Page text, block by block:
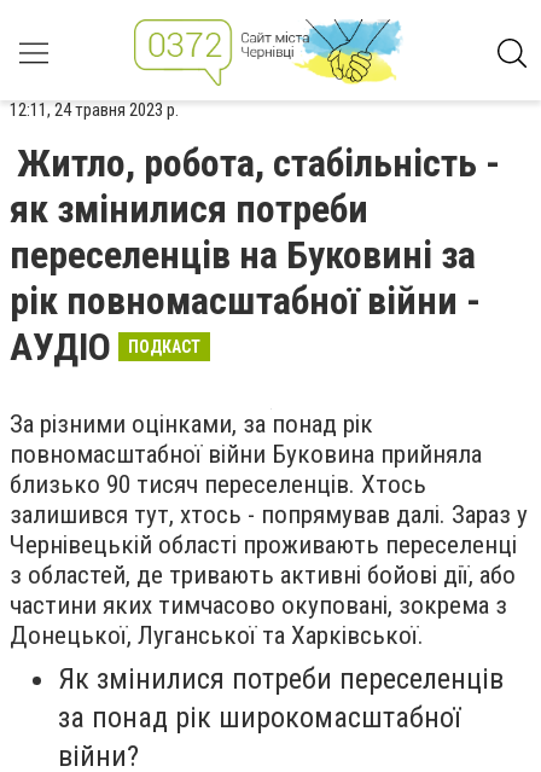
12:11, 24 травня 2023 р.
Житло, робота, стабільність -
як змінилися потреби
переселенців на Буковині за
рік повномасштабної війни -
АУДІО
ПОДКАСТ
За різними оцінками, за понад рік
повномасштабної війни Буковина прийняла
близько 90 тисяч переселенців. Хтось
залишився тут, хтось - попрямував далі. Зараз у
Чернівецькій області проживають переселенці
з областей, де тривають активні бойові дії, або
частини яких тимчасово окуповані, зокрема з
Донецької, Луганської та Харківської.
Як змінилися потреби переселенців
за понад рік широкомасштабної
війни?